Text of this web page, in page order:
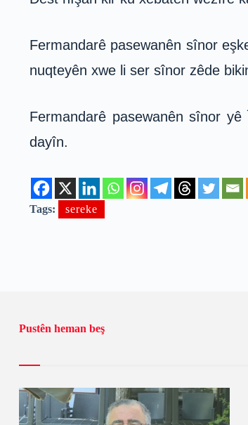
Fermandarê pasewanên sînor
nuqteyên xwe li ser sînor zêde
Fermandarê pasewanên sînor
dayîn.
Tags: sereke
Pustên heman beş